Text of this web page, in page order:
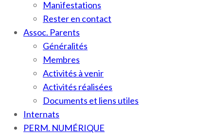
Manifestations
Rester en contact
Assoc. Parents
Généralités
Membres
Activités à venir
Activités réalisées
Documents et liens utiles
Internats
PERM. NUMÉRIQUE